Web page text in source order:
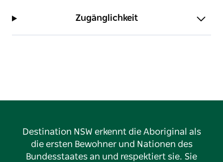
Zugänglichkeit
Destination NSW erkennt die Aboriginal als
die ersten Bewohner und Nationen des
Bundesstaates an und respektiert sie. Sie